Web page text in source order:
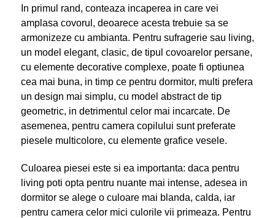
In primul rand, conteaza incaperea in care vei
amplasa covorul, deoarece acesta trebuie sa se
armonizeze cu ambianta. Pentru sufragerie sau living,
un model elegant, clasic, de tipul covoarelor persane,
cu elemente decorative complexe, poate fi optiunea
cea mai buna, in timp ce pentru dormitor, multi prefera
un design mai simplu, cu model abstract de tip
geometric, in detrimentul celor mai incarcate. De
asemenea, pentru camera copilului sunt preferate
piesele multicolore, cu elemente grafice vesele.
Culoarea piesei este si ea importanta: daca pentru
living poti opta pentru nuante mai intense, adesea in
dormitor se alege o culoare mai blanda, calda, iar
pentru camera celor mici culorile vii primeaza. Pentru